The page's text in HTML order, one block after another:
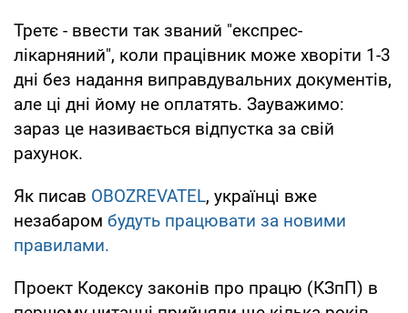
Третє - ввести так званий "експрес-
лікарняний", коли працівник може хворіти 1-3
дні без надання виправдувальних документів,
але ці дні йому не оплатять. Зауважимо:
зараз це називається відпустка за свій
рахунок.
Як писав OBOZREVATEL, українці вже
незабаром будуть працювати за новими
правилами.
Проект Кодексу законів про працю (КЗпП) в